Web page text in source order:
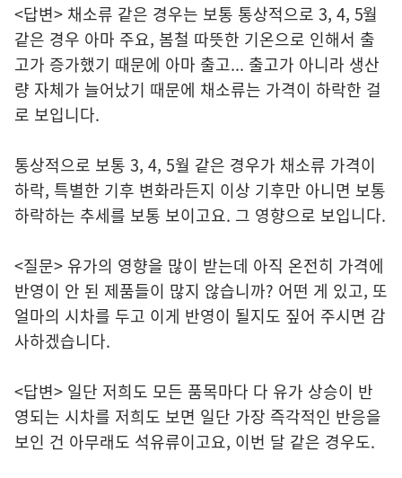
<답변> 채소류 같은 경우는 보통 통상적으로 3, 4, 5월
같은 경우 아마 주요, 봄철 따뜻한 기온으로 인해서 출
고가 증가했기 때문에 아마 출고... 출고가 아니라 생산
량 자체가 늘어났기 때문에 채소류는 가격이 하락한 걸
로 보입니다.
통상적으로 보통 3, 4, 5월 같은 경우가 채소류 가격이
하락, 특별한 기후 변화라든지 이상 기후만 아니면 보통
하락하는 추세를 보통 보이고요. 그 영향으로 보입니다.
<질문> 유가의 영향을 많이 받는데 아직 온전히 가격에
반영이 안 된 제품들이 많지 않습니까? 어떤 게 있고, 또
얼마의 시차를 두고 이게 반영이 될지도 짚어 주시면 감
사하겠습니다.
<답변> 일단 저희도 모든 품목마다 다 유가 상승이 반
영되는 시차를 저희도 보면 일단 가장 즉각적인 반응을
보인 건 아무래도 석유류이고요, 이번 달 같은 경우도.